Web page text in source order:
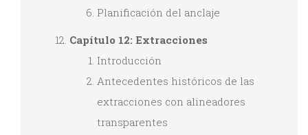
Planificación del anclaje
Capítulo 12: Extracciones
Introducción
Antecedentes históricos de las
extracciones con alineadores
transparentes